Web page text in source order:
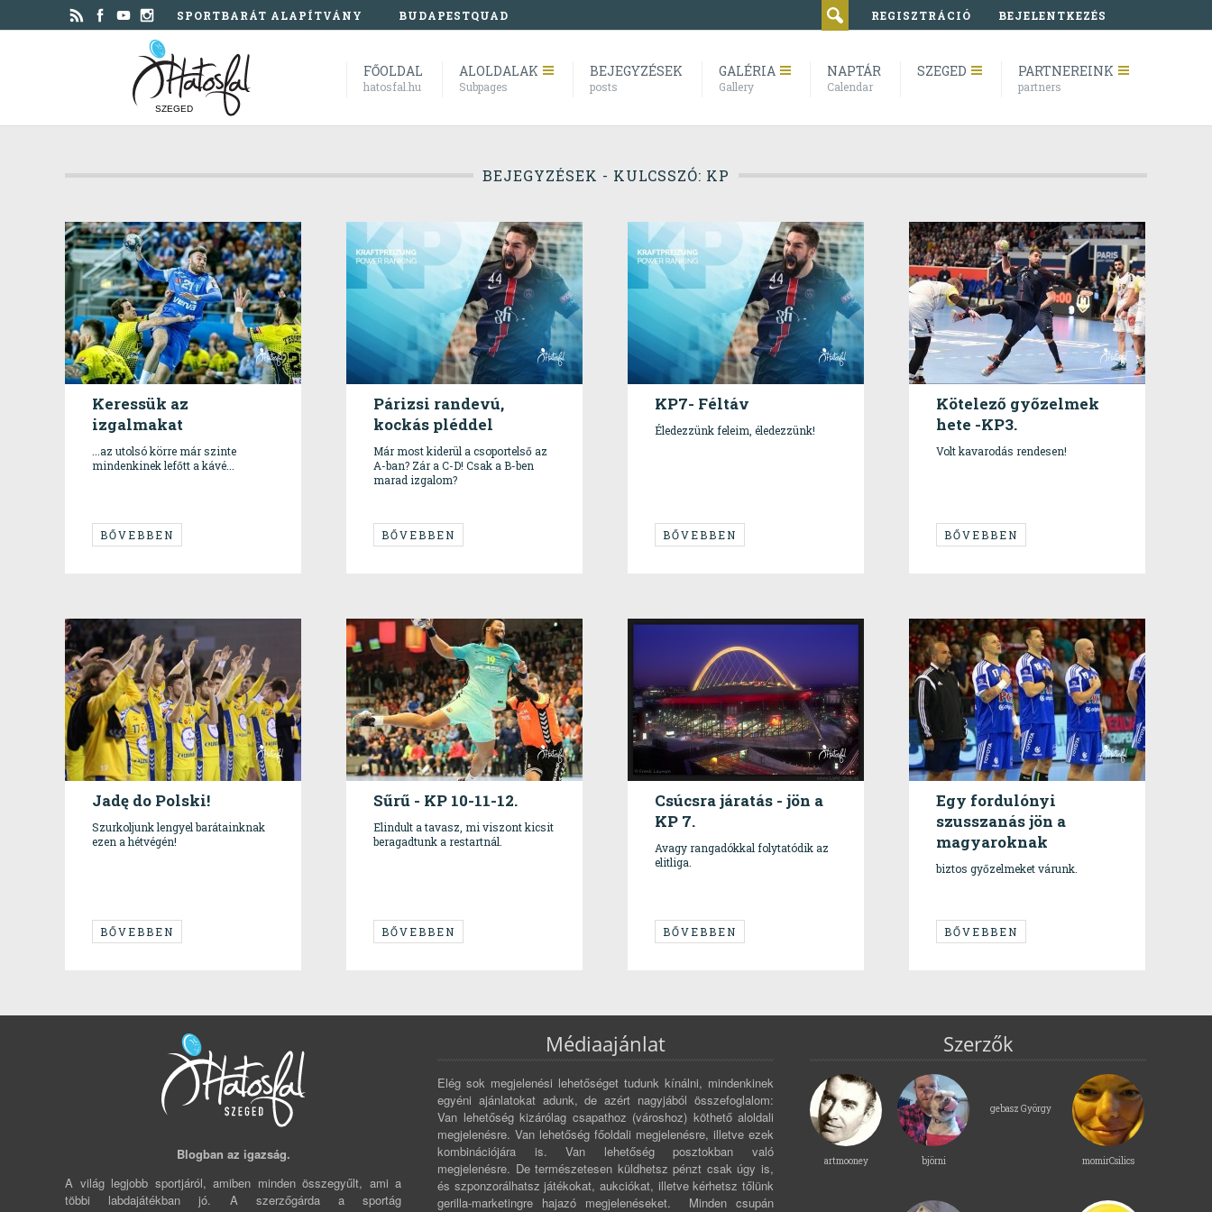
SPORTBARÁT ALAPÍTVÁNY BUDAPESTQUAD REGISZTRÁCIÓ BEJELENTKEZÉS
SZEGED
FŐOLDAL
hatosfal.hu
ALOLDALAK
Subpages
BEJEGYZÉSEK
posts
GALÉRIA
Gallery
NAPTÁR
Calendar
SZEGED PARTNEREINK
partners
BEJEGYZÉSEK - KULCSSZÓ: KP
Keressük az
izgalmakat
...az utolsó körre már szinte
mindenkinek lefőtt a kávé...
BŐVEBBEN
Párizsi randevú,
kockás pléddel
Már most kiderül a csoportelső az
A-ban? Zár a C-D! Csak a B-ben
marad izgalom?
BŐVEBBEN
KP7- Féltáv
Éledezzünk feleim, éledezzünk!
BŐVEBBEN
Kötelező győzelmek
hete -KP3.
Volt kavarodás rendesen!
BŐVEBBEN
Jadę do Polski!
Szurkoljunk lengyel barátainknak
ezen a hétvégén!
BŐVEBBEN
Sűrű - KP 10-11-12.
Elindult a tavasz, mi viszont kicsit
beragadtunk a restartnál.
BŐVEBBEN
Csúcsra járatás - jön a
KP 7.
Avagy rangadókkal folytatódik az
elitliga.
BŐVEBBEN
Egy fordulónyi
szusszanás jön a
magyaroknak
biztos győzelmeket várunk.
BŐVEBBEN
Blogban az igazság.
A világ legjobb sportjáról, amiben minden összegyűlt, ami a
többi labdajátékban jó. A szerzőgárda a sportág
Médiaajánlat
Elég sok megjelenési lehetőséget tudunk kínálni, mindenkinek
egyéni ajánlatokat adunk, de azért nagyjából összefoglalom:
Van lehetőség kizárólag csapathoz (városhoz) köthető aloldali
megjelenésre. Van lehetőség főoldali megjelenésre, illetve ezek
kombinációjára is. Van lehetőség posztokban való
megjelenésre. De természetesen küldhetsz pénzt csak úgy is,
és szponzorálhatsz játékokat, aukciókat, illetve kérhetsz tőlünk
gerilla-marketingre hajazó megjelenéseket. Minden csupán
Szerzők
artmooney björni
gebasz György
momirCsilics